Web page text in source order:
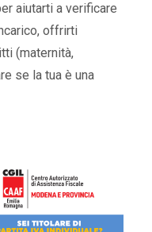
aiutarti a verificare
offrirti
(maternità,
se la tua è una